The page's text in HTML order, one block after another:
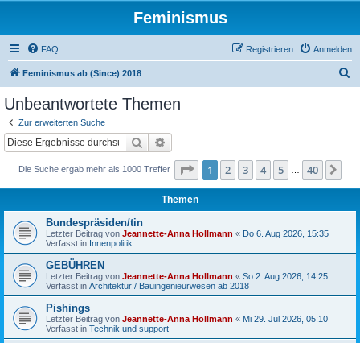
Feminismus
FAQ Anmelden
Registrieren
Feminismus ab (Since) 2018
Unbeantwortete Themen
Zur erweiterten Suche
Suche
Die Suche ergab mehr als 1000 Treffer Seite 1von 40
1 2 3 4 5 40
Themen
Bundespräsiden/tin
Letzter Beitrag von Jeannette-Anna Hollmann « Do 6. Aug 2026, 15:35
Verfasst in Innenpolitik
GEBÜHREN
Letzter Beitrag von Jeannette-Anna Hollmann « So 2. Aug 2026, 14:25
Verfasst in Architektur / Bauingenieurwesen ab 2018
Pishings
Letzter Beitrag von Jeannette-Anna Hollmann « Mi 29. Jul 2026, 05:10
Verfasst in Technik und support